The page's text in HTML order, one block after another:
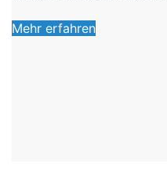
Mehr erfahren